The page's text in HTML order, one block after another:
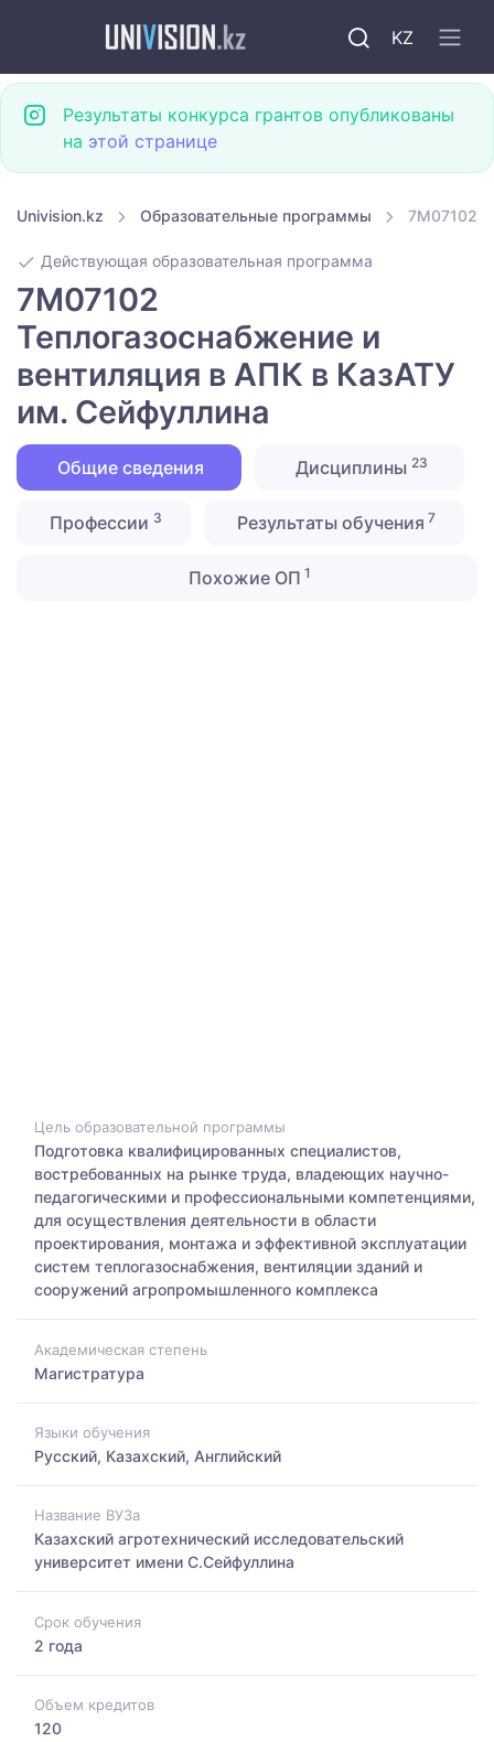
KZ
Результаты конкурса грантов опубликованы
на этой странице
Univision.kz Образовательные программы 7M07102
Действующая образовательная программа
7M07102
Теплогазоснабжение и
вентиляция в АПК в КазАТУ
им. Сейфуллина
Общие сведения Дисциплины 23
Профессии 3 Результаты обучения 7
Похожие ОП 1
Цель образовательной программы
Подготовка квалифицированных специалистов,
востребованных на рынке труда, владеющих научно-
педагогическими и профессиональными компетенциями,
для осуществления деятельности в области
проектирования, монтажа и эффективной эксплуатации
систем теплогазоснабжения, вентиляции зданий и
сооружений агропромышленного комплекса
Академическая степень
Магистратура
Языки обучения
Русский, Казахский, Английский
Название ВУЗа
Казахский агротехнический исследовательский
университет имени С.Сейфуллина
Срок обучения
2 года
Объем кредитов
120